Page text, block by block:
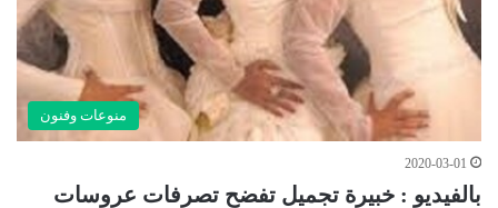
منوعات وفنون
2020-03-01
بالفيديو : خبيرة تجميل تفضح تصرفات عروسات